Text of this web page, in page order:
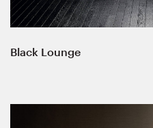
Black Lounge